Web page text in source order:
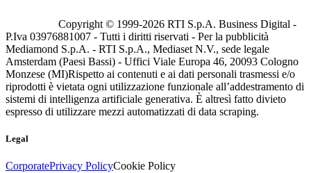
Copyright © 1999-2026 RTI S.p.A. Business Digital -
P.Iva 03976881007 - Tutti i diritti riservati - Per la pubblicità
Mediamond S.p.A. - RTI S.p.A., Mediaset N.V., sede legale
Amsterdam (Paesi Bassi) - Uffici Viale Europa 46, 20093 Cologno
Monzese (MI)Rispetto ai contenuti e ai dati personali trasmessi e/o
riprodotti è vietata ogni utilizzazione funzionale all’addestramento di
sistemi di intelligenza artificiale generativa. È altresì fatto divieto
espresso di utilizzare mezzi automatizzati di data scraping.
Legal
CorporatePrivacy PolicyCookie Policy